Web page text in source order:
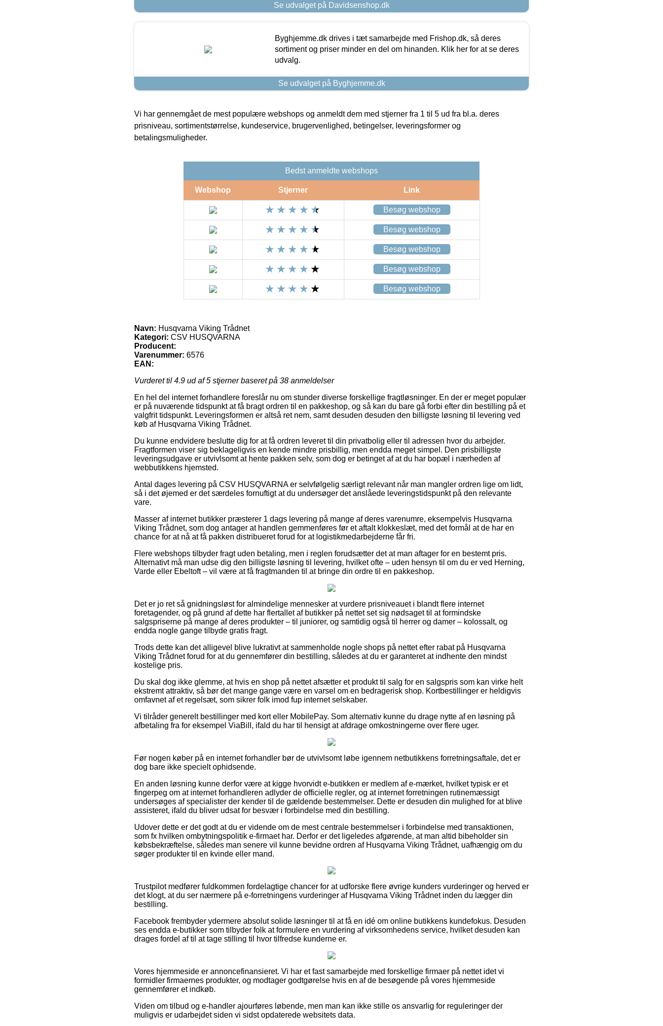
Se udvalget på Davidsenshop.dk
Byghjemme.dk drives i tæt samarbejde med Frishop.dk, så deres
sortiment og priser minder en del om hinanden. Klik her for at se deres
udvalg.
Se udvalget på Byghjemme.dk
Vi har gennemgået de mest populære webshops og anmeldt dem med stjerner fra 1 til 5 ud fra bl.a. deres
prisniveau, sortimentstørrelse, kundeservice, brugervenlighed, betingelser, leveringsformer og
betalingsmuligheder.
Bedst anmeldte webshops
Webshop Stjerner Link
Besøg webshop
Besøg webshop
Besøg webshop
Besøg webshop
Besøg webshop
Navn: Husqvarna Viking Trådnet
Kategori: CSV HUSQVARNA
Producent:
Varenummer: 6576
EAN:
Vurderet til 4.9 ud af 5 stjerner baseret på 38 anmeldelser
En hel del internet forhandlere foreslår nu om stunder diverse forskellige fragtløsninger. En der er meget populær
er på nuværende tidspunkt at få bragt ordren til en pakkeshop, og så kan du bare gå forbi efter din bestilling på et
valgfrit tidspunkt. Leveringsformen er altså ret nem, samt desuden desuden den billigste løsning til levering ved
køb af Husqvarna Viking Trådnet.
Du kunne endvidere beslutte dig for at få ordren leveret til din privatbolig eller til adressen hvor du arbejder.
Fragtformen viser sig beklageligvis en kende mindre prisbillig, men endda meget simpel. Den prisbilligste
leveringsudgave er utvivlsomt at hente pakken selv, som dog er betinget af at du har bopæl i nærheden af
webbutikkens hjemsted.
Antal dages levering på CSV HUSQVARNA er selvfølgelig særligt relevant når man mangler ordren lige om lidt,
så i det øjemed er det særdeles fornuftigt at du undersøger det anslåede leveringstidspunkt på den relevante
vare.
Masser af internet butikker præsterer 1 dags levering på mange af deres varenumre, eksempelvis Husqvarna
Viking Trådnet, som dog antager at handlen gemmenføres før et aftalt klokkeslæt, med det formål at de har en
chance for at nå at få pakken distribueret forud for at logistikmedarbejderne får fri.
Flere webshops tilbyder fragt uden betaling, men i reglen forudsætter det at man aftager for en bestemt pris.
Alternativt må man udse dig den billigste løsning til levering, hvilket ofte – uden hensyn til om du er ved Herning,
Varde eller Ebeltoft – vil være at få fragtmanden til at bringe din ordre til en pakkeshop.
Det er jo ret så gnidningsløst for almindelige mennesker at vurdere prisniveauet i blandt flere internet
foretagender, og på grund af dette har flertallet af butikker på nettet set sig nødsaget til at formindske
salgspriserne på mange af deres produkter – til juniorer, og samtidig også til herrer og damer – kolossalt, og
endda nogle gange tilbyde gratis fragt.
Trods dette kan det alligevel blive lukrativt at sammenholde nogle shops på nettet efter rabat på Husqvarna
Viking Trådnet forud for at du gennemfører din bestilling, således at du er garanteret at indhente den mindst
kostelige pris.
Du skal dog ikke glemme, at hvis en shop på nettet afsætter et produkt til salg for en salgspris som kan virke helt
ekstremt attraktiv, så bør det mange gange være en varsel om en bedragerisk shop. Kortbestillinger er heldigvis
omfavnet af et regelsæt, som sikrer folk imod fup internet selskaber.
Vi tilråder generelt bestillinger med kort eller MobilePay. Som alternativ kunne du drage nytte af en løsning på
afbetaling fra for eksempel ViaBill, ifald du har til hensigt at afdrage omkostningerne over flere uger.
Før nogen køber på en internet forhandler bør de utvivlsomt løbe igennem netbutikkens forretningsaftale, det er
dog bare ikke specielt ophidsende.
En anden løsning kunne derfor være at kigge hvorvidt e-butikken er medlem af e-mærket, hvilket typisk er et
fingerpeg om at internet forhandleren adlyder de officielle regler, og at internet forretningen rutinemæssigt
undersøges af specialister der kender til de gældende bestemmelser. Dette er desuden din mulighed for at blive
assisteret, ifald du bliver udsat for besvær i forbindelse med din bestilling.
Udover dette er det godt at du er vidende om de mest centrale bestemmelser i forbindelse med transaktionen,
som fx hvilken ombytningspolitik e-firmaet har. Derfor er det ligeledes afgørende, at man altid bibeholder sin
købsbekræftelse, således man senere vil kunne bevidne ordren af Husqvarna Viking Trådnet, uafhængig om du
søger produkter til en kvinde eller mand.
Trustpilot medfører fuldkommen fordelagtige chancer for at udforske flere øvrige kunders vurderinger og herved er
det klogt, at du ser nærmere på e-forretningens vurderinger af Husqvarna Viking Trådnet inden du lægger din
bestilling.
Facebook frembyder ydermere absolut solide løsninger til at få en idé om online butikkens kundefokus. Desuden
ses endda e-butikker som tilbyder folk at formulere en vurdering af virksomhedens service, hvilket desuden kan
drages fordel af til at tage stilling til hvor tilfredse kunderne er.
Vores hjemmeside er annoncefinansieret. Vi har et fast samarbejde med forskellige firmaer på nettet idet vi
formidler firmaernes produkter, og modtager godtgørelse hvis en af de besøgende på vores hjemmeside
gennemfører et indkøb.
Viden om tilbud og e-handler ajourføres løbende, men man kan ikke stille os ansvarlig for reguleringer der
muligvis er udarbejdet siden vi sidst opdaterede websitets data.